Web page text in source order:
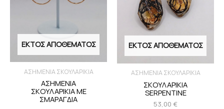
ΕΚΤΌΣ ΑΠΟΘΈΜΑΤΟΣ
ΑΣΗΜΕΝΙΑ ΣΚΟΥΛΑΡΙΚΙΑ
ΑΣΗΜΕΝΙΑ
ΣΚΟΥΛΑΡΙΚΙΑ ΜΕ
ΣΜΑΡΑΓΔΙΑ
ΕΚΤΌΣ ΑΠΟΘΈΜΑΤΟΣ
ΑΣΗΜΕΝΙΑ ΣΚΟΥΛΑΡΙΚΙΑ
ΣΚΟΥΛΑΡΙΚΙΑ
SERPENTINE
53,00 €